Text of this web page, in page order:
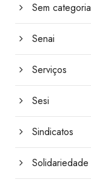
Sem categoria
Senai
Serviços
Sesi
Sindicatos
Solidariedade